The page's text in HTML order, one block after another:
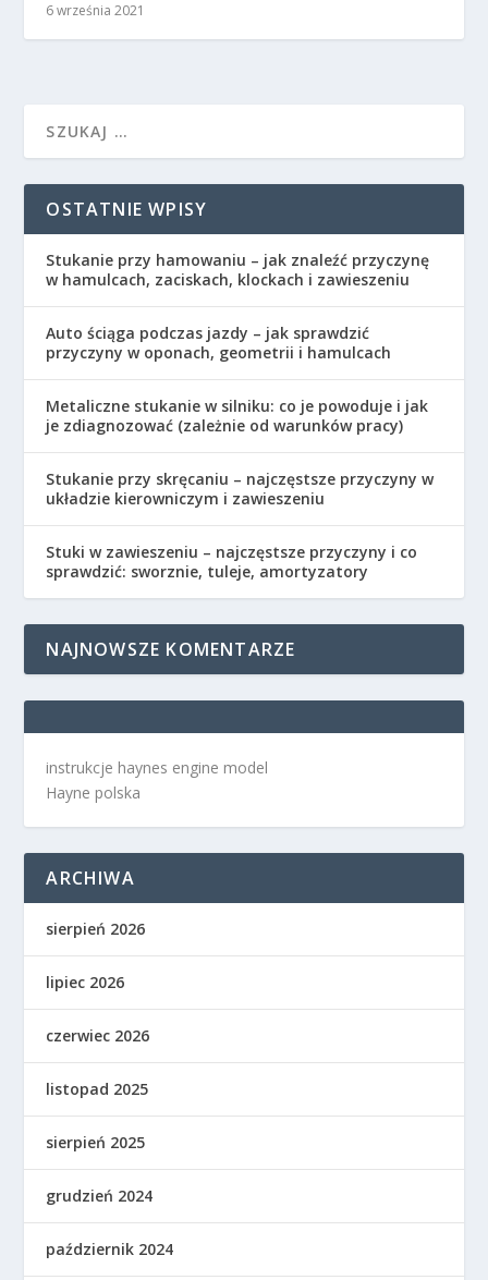
6 września 2021
OSTATNIE WPISY
Stukanie przy hamowaniu – jak znaleźć przyczynę
w hamulcach, zaciskach, klockach i zawieszeniu
Auto ściąga podczas jazdy – jak sprawdzić
przyczyny w oponach, geometrii i hamulcach
Metaliczne stukanie w silniku: co je powoduje i jak
je zdiagnozować (zależnie od warunków pracy)
Stukanie przy skręcaniu – najczęstsze przyczyny w
układzie kierowniczym i zawieszeniu
Stuki w zawieszeniu – najczęstsze przyczyny i co
sprawdzić: sworznie, tuleje, amortyzatory
NAJNOWSZE KOMENTARZE
instrukcje haynes engine model
Hayne polska
ARCHIWA
sierpień 2026
lipiec 2026
czerwiec 2026
listopad 2025
sierpień 2025
grudzień 2024
październik 2024